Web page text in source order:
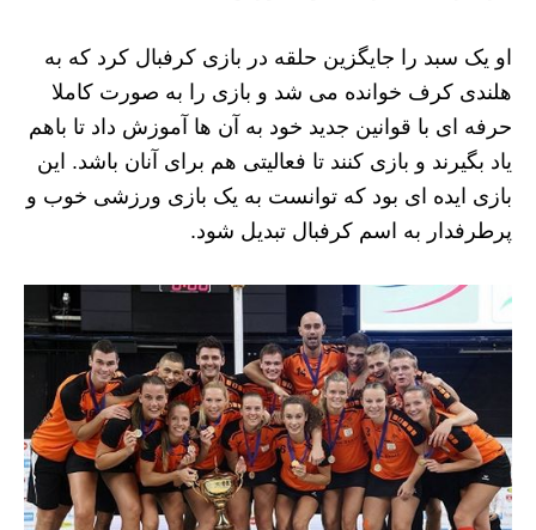
او یک سبد را جایگزین حلقه در بازی کرفبال کرد که به
هلندی کرف خوانده می شد و بازی را به صورت کاملا
حرفه ای با قوانین جدید خود به آن ها آموزش داد تا باهم
یاد بگیرند و بازی کنند تا فعالیتی هم برای آنان باشد. این
بازی ایده ای بود که توانست به یک بازی ورزشی خوب و
پرطرفدار به اسم کرفبال تبدیل شود.